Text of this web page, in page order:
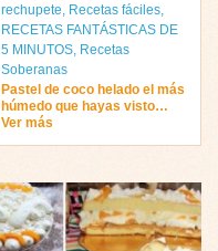
rechupete, Recetas fáciles,
RECETAS FANTÁSTICAS DE
5 MINUTOS, Recetas
Soberanas
Pastel de coco helado el más
húmedo que hayas visto…
Ver más